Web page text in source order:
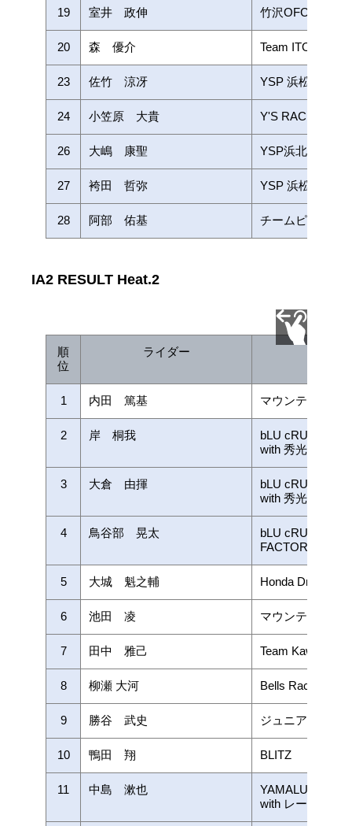
19 室井 政伸 竹沢OFC
20 森 優介 Team ITOMO
23 佐竹 涼冴 YSP 浜松/BOSS
24 小笠原 大貴 Y'S RACING
26 大嶋 康聖 YSP浜北大橋レ
27 袴田 哲弥 YSP 浜松/BOSS
28 阿部 佑基 チームピットイ
IA2 RESULT Heat.2
順
位
ライダー
1 内田 篤基 マウンテンライ
2 岸 桐我
bLU cRU TEAM
with 秀光ビルド
3 大倉 由揮
bLU cRU TEAM
with 秀光ビルド
4 鳥谷部 晃太
bLU cRU TEAM
FACTORY
5 大城 魁之輔 Honda Dream
6 池田 凌 マウンテンライ
7 田中 雅己 Team Kawasaki
8 柳瀬 大河 Bells Racing
9 勝谷 武史 ジュニアライダ
10 鴨田 翔 BLITZ
11 中島 漱也
YAMALUBE
with レーシング